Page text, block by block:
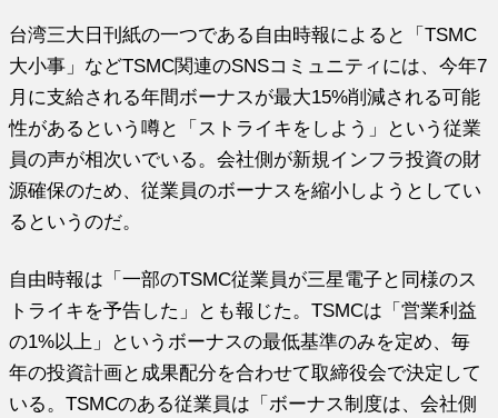
台湾三大日刊紙の一つである自由時報によると「TSMC
大小事」などTSMC関連のSNSコミュニティには、今年7
月に支給される年間ボーナスが最大15%削減される可能
性があるという噂と「ストライキをしよう」という従業
員の声が相次いでいる。会社側が新規インフラ投資の財
源確保のため、従業員のボーナスを縮小しようとしてい
るというのだ。
自由時報は「一部のTSMC従業員が三星電子と同様のス
トライキを予告した」とも報じた。TSMCは「営業利益
の1%以上」というボーナスの最低基準のみを定め、毎
年の投資計画と成果配分を合わせて取締役会で決定して
いる。TSMCのある従業員は「ボーナス制度は、会社側